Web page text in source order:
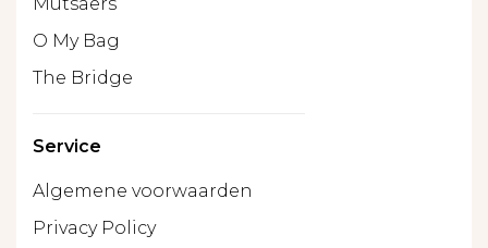
O My Bag
The Bridge
Service
Algemene voorwaarden
Privacy Policy